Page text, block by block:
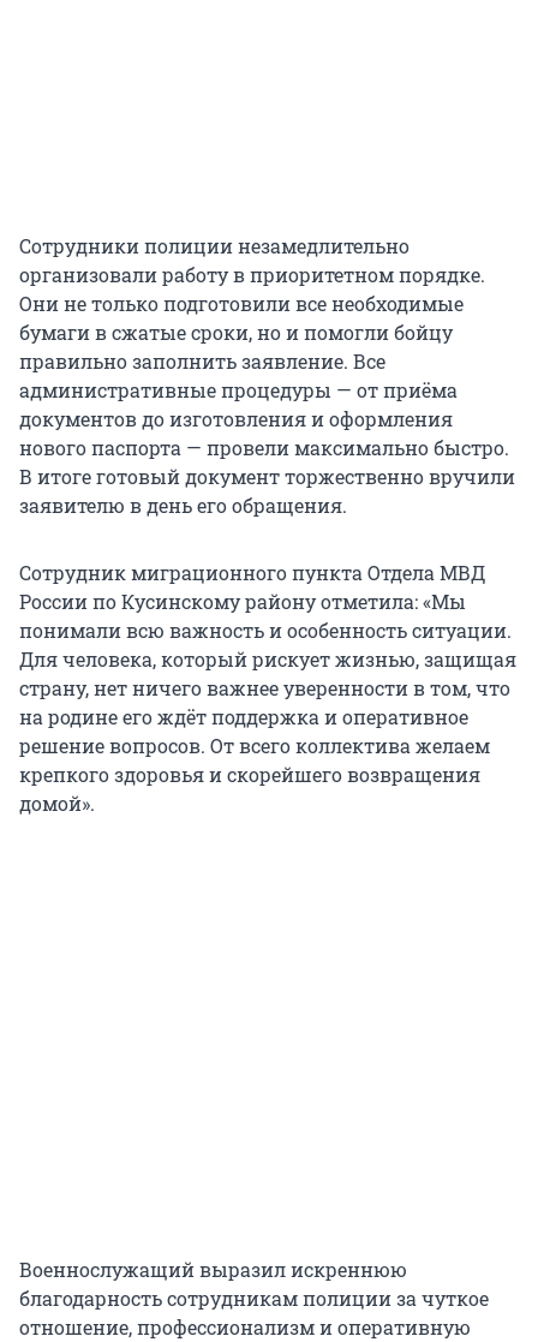
Сотрудники полиции незамедлительно
организовали работу в приоритетном порядке.
Они не только подготовили все необходимые
бумаги в сжатые сроки, но и помогли бойцу
правильно заполнить заявление. Все
административные процедуры — от приёма
документов до изготовления и оформления
нового паспорта — провели максимально быстро.
В итоге готовый документ торжественно вручили
заявителю в день его обращения.
Сотрудник миграционного пункта Отдела МВД
России по Кусинскому району отметила: «Мы
понимали всю важность и особенность ситуации.
Для человека, который рискует жизнью, защищая
страну, нет ничего важнее уверенности в том, что
на родине его ждёт поддержка и оперативное
решение вопросов. От всего коллектива желаем
крепкого здоровья и скорейшего возвращения
домой».
Военнослужащий выразил искреннюю
благодарность сотрудникам полиции за чуткое
отношение, профессионализм и оперативную